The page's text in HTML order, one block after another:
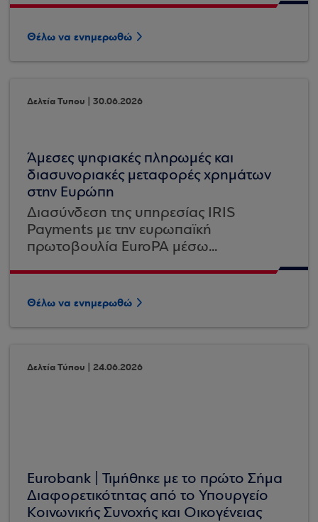
Θέλω να ενημερωθώ
Δελτία Τυπου | 30.06.2026
Άμεσες ψηφιακές πληρωμές και
διασυνοριακές μεταφορές χρημάτων
στην Ευρώπη
Διασύνδεση της υπηρεσίας IRIS
Payments με την ευρωπαϊκή
πρωτοβουλία EuroPA μέσω...
Θέλω να ενημερωθώ
Δελτία Τύπου | 24.06.2026
Eurobank | Τιμήθηκε με το πρώτο Σήμα
Διαφορετικότητας από το Υπουργείο
Κοινωνικής Συνοχής και Οικογένειας